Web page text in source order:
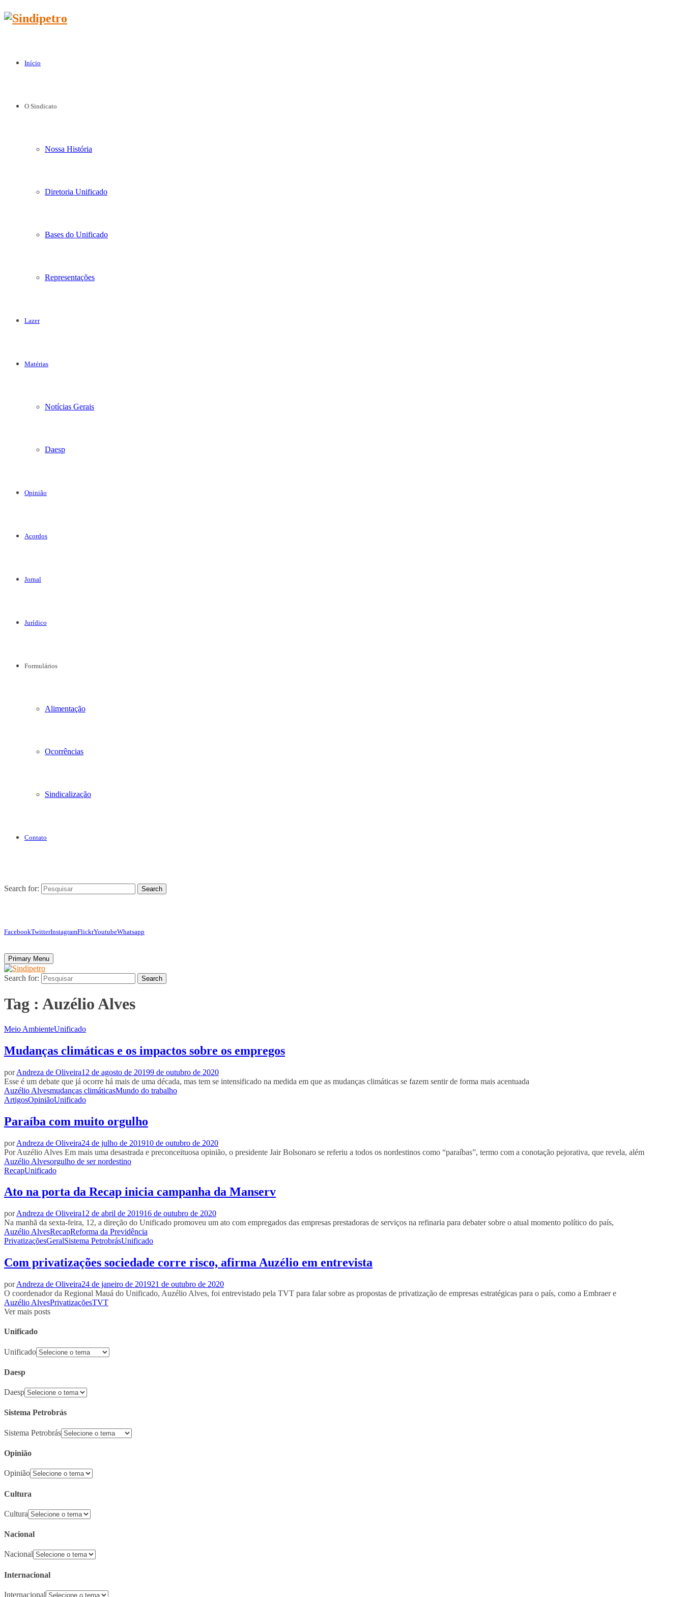
Início
O Sindicato
Nossa História
Diretoria Unificado
Bases do Unificado
Representações
Lazer
Matérias
Notícias Gerais
Daesp
Opinião
Acordos
Jornal
Jurídico
Formulários
Alimentação
Ocorrências
Sindicalização
Contato
Search for: Search
FacebookTwitterInstagramFlickrYoutubeWhatsapp
Primary Menu
Search for: Search
Tag : Auzélio Alves
Meio AmbienteUnificado
Mudanças climáticas e os impactos sobre os empregos
porAndreza de Oliveira12 de agosto de 20199 de outubro de 2020
Esse é um debate que já ocorre há mais de uma década, mas tem se intensificado na medida em que as mudanças climáticas se fazem sentir de forma mais acentuada
Auzélio Alvesmudanças climáticasMundo do trabalho
ArtigosOpiniãoUnificado
Paraíba com muito orgulho
porAndreza de Oliveira24 de julho de 201910 de outubro de 2020
Por Auzélio Alves Em mais uma desastrada e preconceituosa opinião, o presidente Jair Bolsonaro se referiu a todos os nordestinos como “paraíbas”, termo com a conotação pejorativa, que revela, além
Auzélio Alvesorgulho de ser nordestino
RecapUnificado
Ato na porta da Recap inicia campanha da Manserv
porAndreza de Oliveira12 de abril de 201916 de outubro de 2020
Na manhã da sexta-feira, 12, a direção do Unificado promoveu um ato com empregados das empresas prestadoras de serviços na refinaria para debater sobre o atual momento político do país,
Auzélio AlvesRecapReforma da Previdência
PrivatizaçõesGeralSistema PetrobrásUnificado
Com privatizações sociedade corre risco, afirma Auzélio em entrevista
porAndreza de Oliveira24 de janeiro de 201921 de outubro de 2020
O coordenador da Regional Mauá do Unificado, Auzélio Alves, foi entrevistado pela TVT para falar sobre as propostas de privatização de empresas estratégicas para o país, como a Embraer e
Auzélio AlvesPrivatizaçõesTVT
Ver mais posts
Unificado
Unificado
Daesp
Daesp
Sistema Petrobrás
Sistema Petrobrás
Opinião
Opinião
Cultura
Cultura
Nacional
Nacional
Internacional
Internacional